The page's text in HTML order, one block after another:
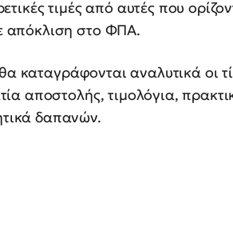
τιμές από αυτές που
απόκλιση στο ΦΠΑ.
θα καταγράφονται αναλυτικά οι
αποστολής, τιμολόγια,
δαπανών.